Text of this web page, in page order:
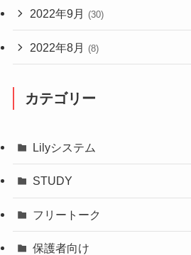
2022年9月 (30)
2022年8月 (8)
カテゴリー
Lilyシステム
STUDY
フリートーク
保護者向け